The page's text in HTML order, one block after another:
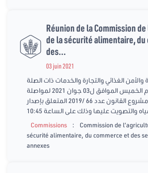
Réunion de la Commission
de la sécurité alimentaire,
des...
03 juin 2021
الغذائي والتجارة والخدمات ذات الصلة
جلسة عمل يوم الخميس الموافق ل03 جوان 2021 لمواصلة
النظر في فصول مشروع القانون عدد 66 /2019 المتعلق بإصدار
والتصويت عليها وذلك على الساعة 10:45
Commissions
:
Commission de
sécurité alimentaire, du commerce et des
annexes